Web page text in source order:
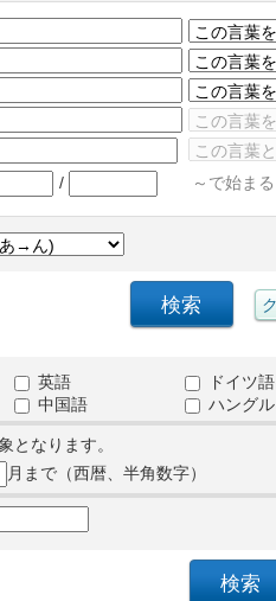
/ ～で始まる
英語 ドイツ語
中国語 ハングル
となります。
月まで（西暦、半角数字）